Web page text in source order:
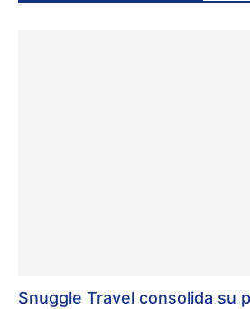
Snuggle Travel consolida su